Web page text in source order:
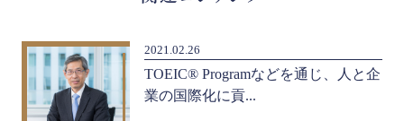
2021.02.26
TOEIC® Programなどを通じ、人と企
業の国際化に貢...